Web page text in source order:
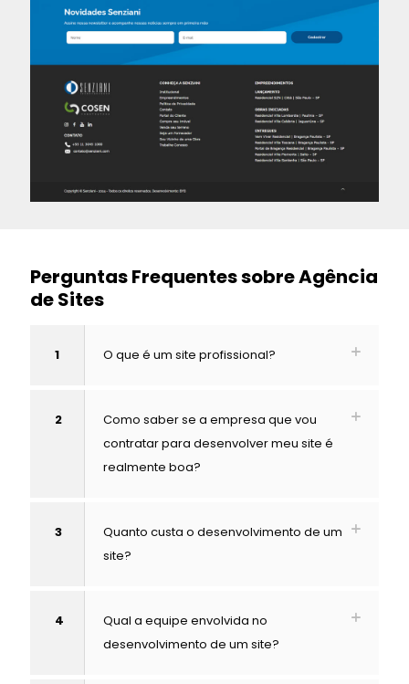
Perguntas Frequentes sobre Agência
de Sites
1 O que é um site profissional?
2
Como saber se a empresa que vou
contratar para desenvolver meu site é
realmente boa?
3
Quanto custa o desenvolvimento de um
site?
4
Qual a equipe envolvida no
desenvolvimento de um site?